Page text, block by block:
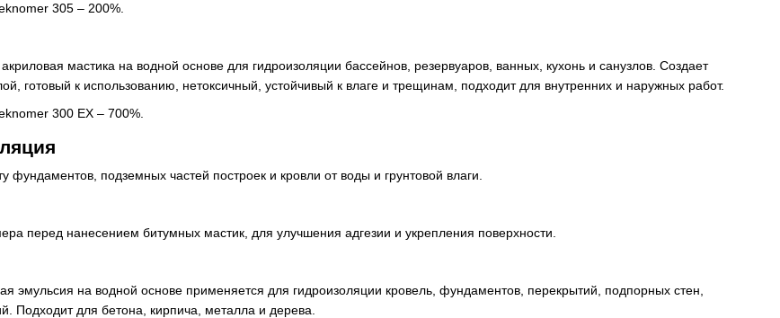
305 – 200%.
мастика на водной основе для гидроизоляции бассейнов, резервуаров, ванных, кухонь и санузлов. Создает
готовый к использованию, нетоксичный, устойчивый к влаге и трещинам, подходит для внутренних и наружных работ.
300 EX – 700%.
подземных частей построек и кровли от воды и грунтовой влаги.
перед нанесением битумных мастик, для улучшения адгезии и укрепления поверхности.
эмульсия на водной основе применяется для гидроизоляции кровель, фундаментов, перекрытий, подпорных стен,
Подходит для бетона, кирпича, металла и дерева.